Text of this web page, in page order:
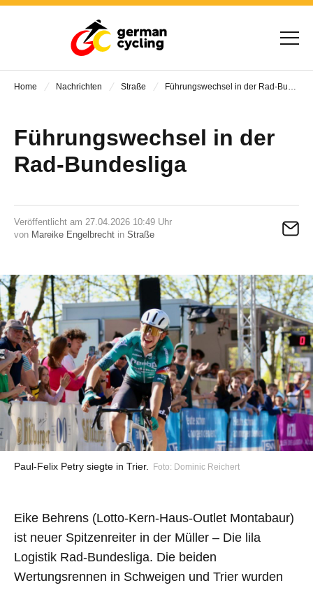
Home Nachrichten Straße Führungswechsel in der Rad-Bundesliga
Führungswechsel in der
Rad-Bundesliga
Veröffentlicht am 27.04.2026 10:49 Uhr
von Mareike Engelbrecht in Straße
Paul-Felix Petry siegte in Trier. Foto: Dominic Reichert
Eike Behrens (Lotto-Kern-Haus-Outlet Montabaur)
ist neuer Spitzenreiter in der Müller – Die lila
Logistik Rad-Bundesliga. Die beiden
Wertungsrennen in Schweigen und Trier wurden